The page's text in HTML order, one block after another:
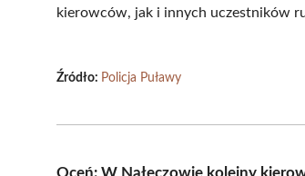
kierowców, jak i innych uczestników
Źródło: Policja Puławy
Oceń: W Nałęczowie kolejny